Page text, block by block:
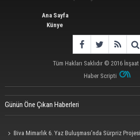
Ana Sayfa
Künye
Tüm Hakları Saklıdır © 2016 İnşaat
Haber Scripti
Günün Öne Çıkan Haberleri
Biva Mimarlık 6. Yaz Buluşması’nda Sürpriz